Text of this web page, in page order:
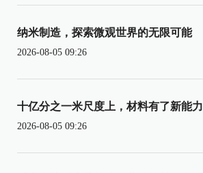
纳米制造，探索微观世界的无限可能
2026-08-05 09:26
十亿分之一米尺度上，材料有了新能力
2026-08-05 09:26